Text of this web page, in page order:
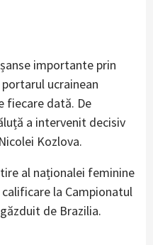
importante prin
ucrainean
fiecare dată. De
a intervenit decisiv
Kozlova.
al naționalei feminine
la Campionatul
de Brazilia.